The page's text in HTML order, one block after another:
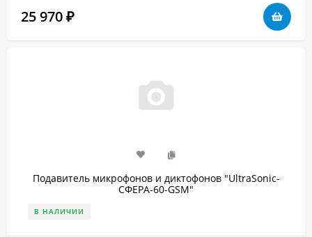
25 970 ₽
Подавитель микрофонов и диктофонов "UltraSonic-
СФЕРА-60-GSM"
В НАЛИЧИИ